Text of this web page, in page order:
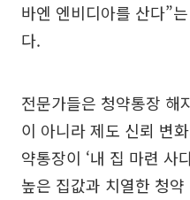
바엔 엔비디아를 산다”
다.
전문가들은 청약통장 해
이 아니라 제도 신뢰 변
약통장이 ‘내 집 마련 사
높은 집값과 치열한 청